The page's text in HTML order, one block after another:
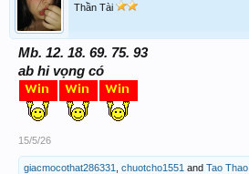
Thần Tài
Mb. 12. 18. 69. 75. 93
ab hi vọng có
15/5/26
giacmocothat286331 chuotcho1551 and Tao